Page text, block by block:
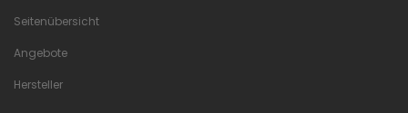
Seitenübersicht
Angebote
Hersteller